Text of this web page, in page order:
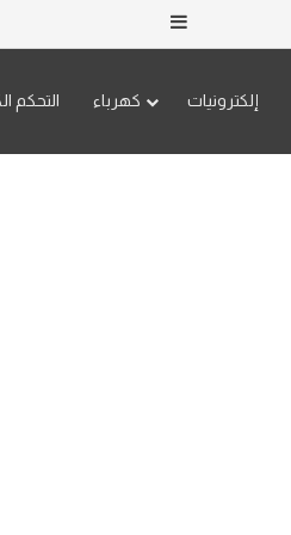
إضافة عمود جانبي
إلكترونيات كهرباء التحكم